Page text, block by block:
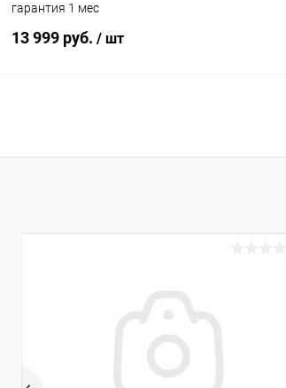
гарантия 1 мес
13 999 руб. / шт
К сравнению